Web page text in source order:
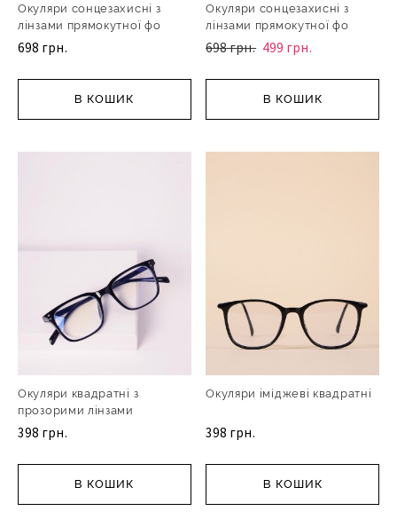
Окуляри сонцезахисні з
лінзами прямокутної фо
698 грн.
В КОШИК
Окуляри сонцезахисні з
лінзами прямокутної фо
698 грн. 499 грн.
В КОШИК
Окуляри квадратні з
прозорими лінзами
398 грн.
В КОШИК
Окуляри іміджеві квадратні
398 грн.
В КОШИК